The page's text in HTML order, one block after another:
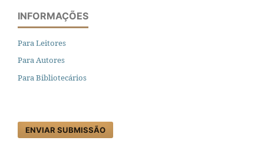
INFORMAÇÕES
Para Leitores
Para Autores
Para Bibliotecários
ENVIAR SUBMISSÃO